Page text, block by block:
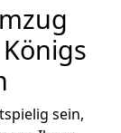
sein,